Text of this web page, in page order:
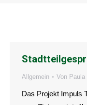
Allgemein Von Paula
Das Projekt Impuls